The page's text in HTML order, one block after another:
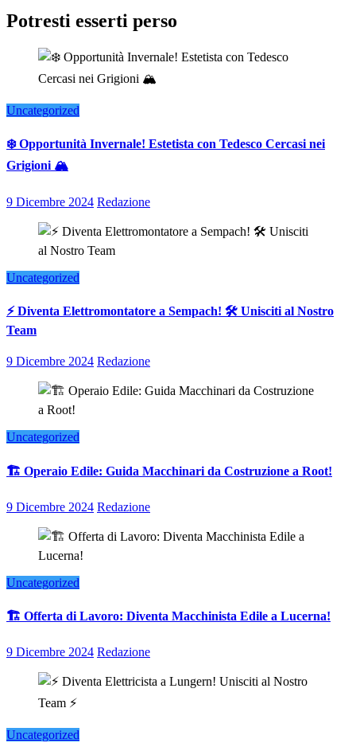
Potresti esserti perso
Uncategorized
❄️ Opportunità Invernale! Estetista con Tedesco Cercasi nei
Grigioni 🏔️
9 Dicembre 2024 Redazione
Uncategorized
⚡ Diventa Elettromontatore a Sempach! 🛠️ Unisciti al Nostro
Team
9 Dicembre 2024 Redazione
Uncategorized
🏗️ Operaio Edile: Guida Macchinari da Costruzione a Root!
9 Dicembre 2024 Redazione
Uncategorized
🏗️ Offerta di Lavoro: Diventa Macchinista Edile a Lucerna!
9 Dicembre 2024 Redazione
Uncategorized